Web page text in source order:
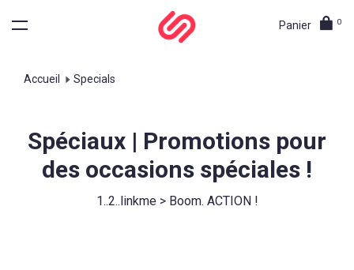
Panier 0
Accueil Specials
Spéciaux | Promotions pour
des occasions spéciales !
1..2..linkme > Boom. ACTION !